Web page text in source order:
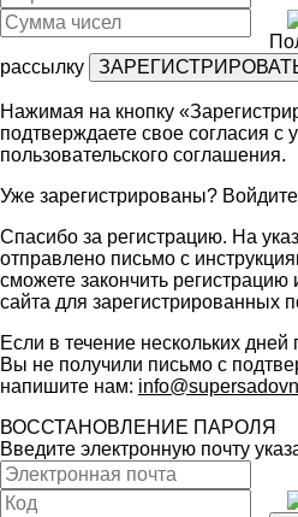
рассылку
Нажимая на кнопку
подтверждаете свое согласия с
пользовательского соглашения.
Уже зарегистрированы? Войдите
Спасибо за регистрацию. На
отправлено письмо с
сможете закончить регистрацию
сайта для зарегистрированных
Если в течение нескольких
Вы не получили письмо с
напишите нам:
ВОССТАНОВЛЕНИЕ ПАРОЛЯ
Введите электронную почту